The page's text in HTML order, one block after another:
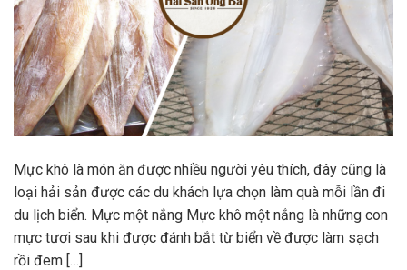
Mực khô là món ăn được nhiều người yêu thích, đây cũng là
loại hải sản được các du khách lựa chọn làm quà mỗi lần đi
du lịch biển. Mực một nắng Mực khô một nắng là những con
mực tươi sau khi được đánh bắt từ biển về được làm sạch
rồi đem […]